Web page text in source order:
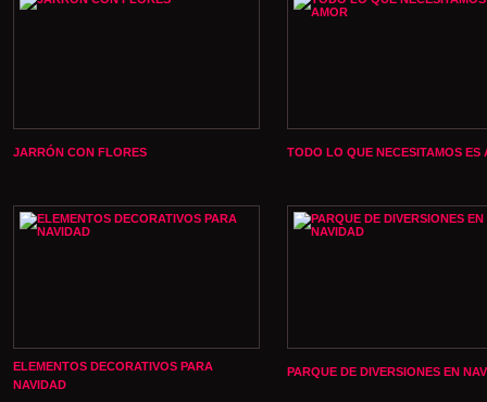
JARRÓN CON FLORES TODO LO QUE NECESITAMOS ES
ELEMENTOS DECORATIVOS PARA
NAVIDAD
PARQUE DE DIVERSIONES EN